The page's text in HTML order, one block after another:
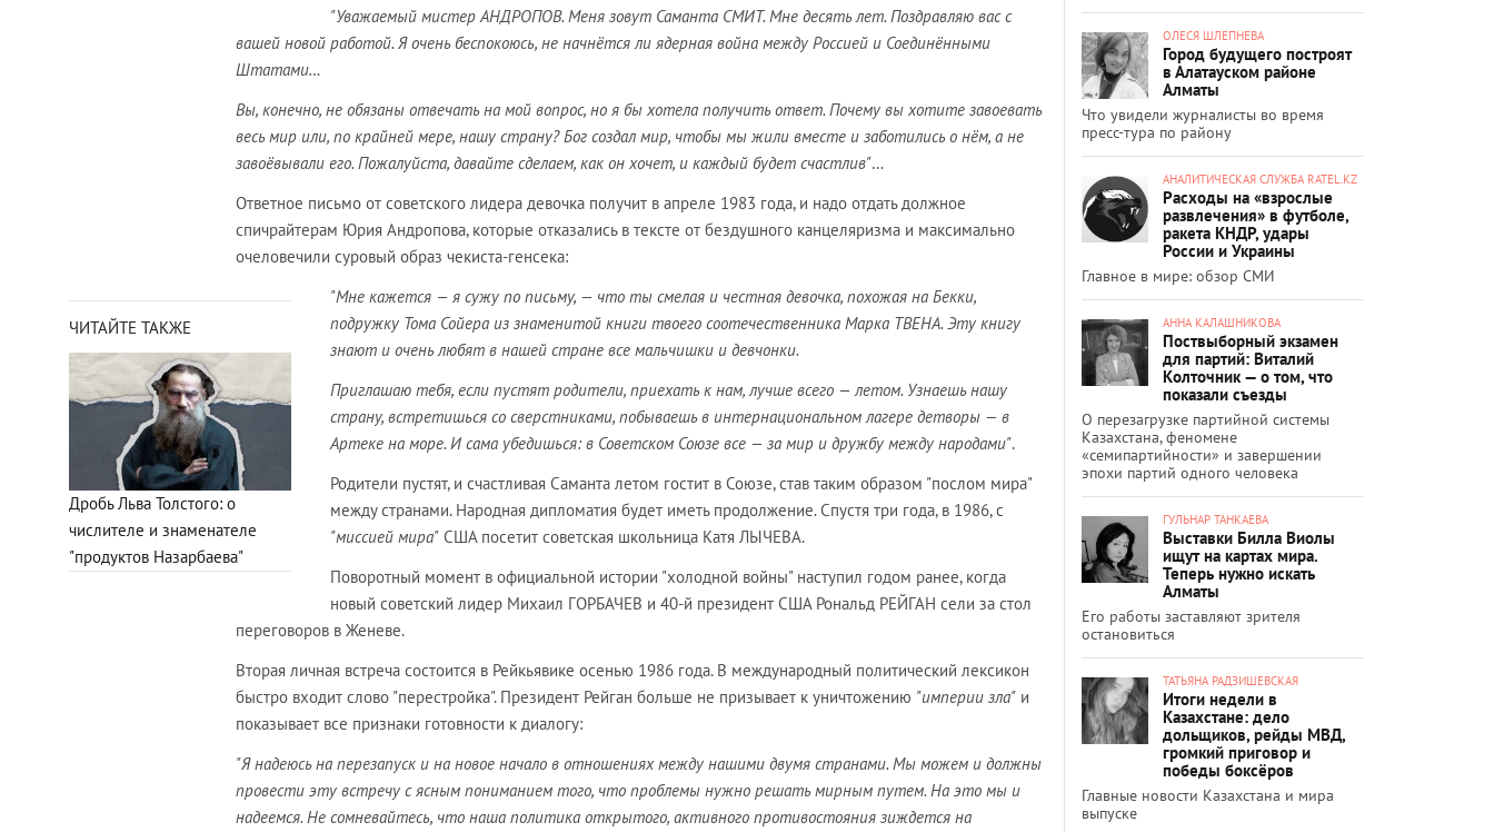
"Уважаемый мистер АНДРОПОВ. Меня зовут Саманта СМИТ. Мне десять лет. Поздравляю вас с
вашей новой работой. Я очень беспокоюсь, не начнётся ли ядерная война между Россией и Соединёнными
Штатами…
Вы, конечно, не обязаны отвечать на мой вопрос, но я бы хотела получить ответ. Почему вы хотите завоевать
весь мир или, по крайней мере, нашу страну? Бог создал мир, чтобы мы жили вместе и заботились о нём, а не
завоёвывали его. Пожалуйста, давайте сделаем, как он хочет, и каждый будет счастлив"…
Ответное письмо от советского лидера девочка получит в апреле 1983 года, и надо отдать должное
спичрайтерам Юрия Андропова, которые отказались в тексте от бездушного канцеляризма и максимально
очеловечили суровый образ чекиста-генсека:
ЧИТАЙТЕ ТАКЖЕ
Дробь Льва Толстого: о
числителе и знаменателе
"продуктов Назарбаева"
"Мне кажется — я сужу по письму, — что ты смелая и честная девочка, похожая на Бекки,
подружку Тома Сойера из знаменитой книги твоего соотечественника Марка ТВЕНА. Эту книгу
знают и очень любят в нашей стране все мальчишки и девчонки.
Приглашаю тебя, если пустят родители, приехать к нам, лучше всего — летом. Узнаешь нашу
страну, встретишься со сверстниками, побываешь в интернациональном лагере детворы — в
Артеке на море. И сама убедишься: в Советском Союзе все — за мир и дружбу между народами".
Родители пустят, и счастливая Саманта летом гостит в Союзе, став таким образом "послом мира"
между странами. Народная дипломатия будет иметь продолжение. Спустя три года, в 1986, с
"миссией мира" США посетит советская школьница Катя ЛЫЧЕВА.
Поворотный момент в официальной истории "холодной войны" наступил годом ранее, когда
новый советский лидер Михаил ГОРБАЧЕВ и 40-й президент США Рональд РЕЙГАН сели за стол
переговоров в Женеве.
Вторая личная встреча состоится в Рейкьявике осенью 1986 года. В международный политический лексикон
быстро входит слово "перестройка". Президент Рейган больше не призывает к уничтожению "империи зла" и
показывает все признаки готовности к диалогу:
"Я надеюсь на перезапуск и на новое начало в отношениях между нашими двумя странами. Мы можем и должны
провести эту встречу с ясным пониманием того, что проблемы нужно решать мирным путем. На это мы и
надеемся. Не сомневайтесь, что наша политика открытого, активного противостояния зиждется на
ОЛЕСЯ ШЛЕПНЕВА
Город будущего построят
в Алатауском районе
Алматы
Что увидели журналисты во время
пресс-тура по району
АНАЛИТИЧЕСКАЯ СЛУЖБА RATEL.KZ
Расходы на «взрослые
развлечения» в футболе,
ракета КНДР, удары
России и Украины
Главное в мире: обзор СМИ
АННА КАЛАШНИКОВА
Поствыборный экзамен
для партий: Виталий
Колточник — о том, что
показали съезды
О перезагрузке партийной системы
Казахстана, феномене
«семипартийности» и завершении
эпохи партий одного человека
ГУЛЬНАР ТАНКАЕВА
Выставки Билла Виолы
ищут на картах мира.
Теперь нужно искать
Алматы
Его работы заставляют зрителя
остановиться
ТАТЬЯНА РАДЗИШЕВСКАЯ
Итоги недели в
Казахстане: дело
дольщиков, рейды МВД,
громкий приговор и
победы боксёров
Главные новости Казахстана и мира
выпуске